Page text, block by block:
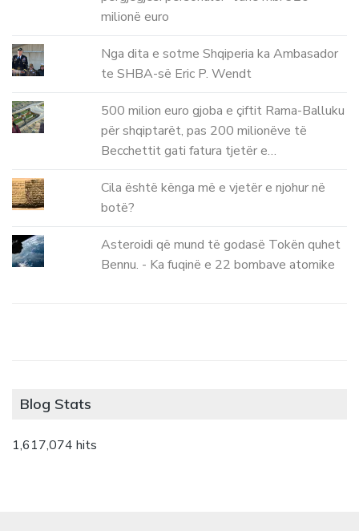
milionë euro
Nga dita e sotme Shqiperia ka Ambasador
te SHBA-së Eric P. Wendt
500 milion euro gjoba e çiftit Rama-Balluku
për shqiptarët, pas 200 milionëve të
Becchettit gati fatura tjetër e…
Cila është kënga më e vjetër e njohur në
botë?
Asteroidi që mund të godasë Tokën quhet
Bennu. - Ka fuqinë e 22 bombave atomike
Blog Stats
1,617,074 hits